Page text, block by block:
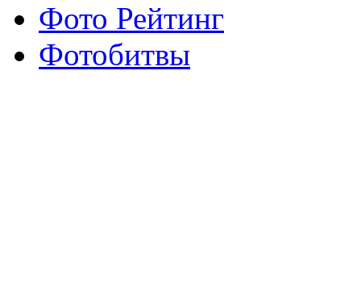
Фото Рейтинг
Фотобитвы